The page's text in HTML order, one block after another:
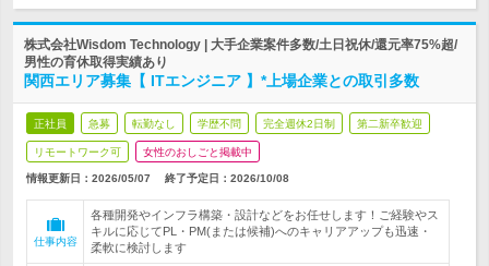
株式会社Wisdom Technology | 大手企業案件多数/土日祝休/還元率75%超/
男性の育休取得実績あり
関西エリア募集【 ITエンジニア 】*上場企業との取引多数
正社員 急募 転勤なし 学歴不問 完全週休2日制 第二新卒歓迎
リモートワーク可 女性のおしごと掲載中
情報更新日：2026/05/07 終了予定日： 2026/10/08
仕事内容
各種開発やインフラ構築・設計などをお任せします！ご経験やス
キルに応じてPL・PM(または候補)へのキャリアアップも迅速・
柔軟に検討します